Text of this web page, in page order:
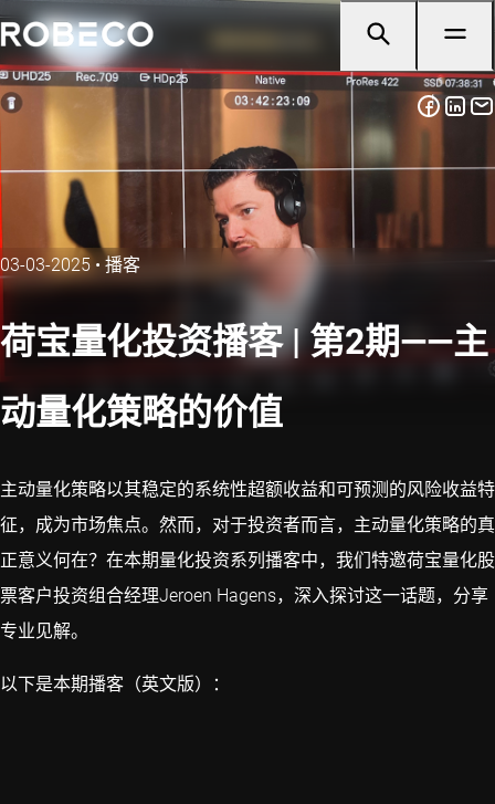
03-03-2025 • 播客
荷宝量化投资播客 | 第2期——主
动量化策略的价值
主动量化策略以其稳定的系统性超额收益和可预测的风险收益特
征，成为市场焦点。然而，对于投资者而言，主动量化策略的真
正意义何在？在本期量化投资系列播客中，我们特邀荷宝量化股
票客户投资组合经理Jeroen Hagens，深入探讨这一话题，分享
专业见解。
以下是本期播客（英文版）：